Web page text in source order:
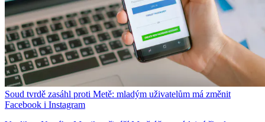
Soud tvrdě zasáhl proti Metě: mladým uživatelům má změnit
Facebook i Instagram